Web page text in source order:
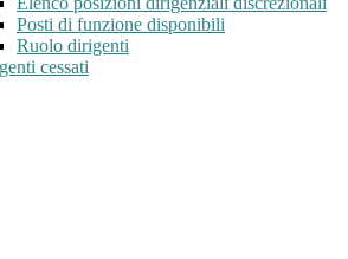
Posti di funzione disponibili
Ruolo dirigenti
cessati